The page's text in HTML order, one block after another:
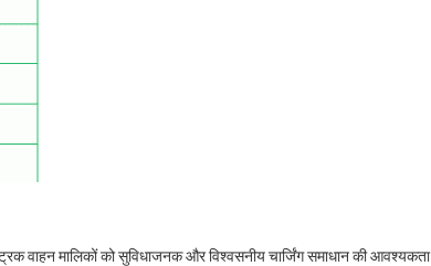
वाहन मालिकों को सुविधाजनक और विश्वसनीय चार्जिंग समाधान की